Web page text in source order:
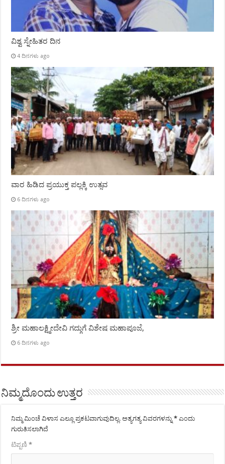
ವಿಶ್ವ ಸ್ನೇಹಿತರ ದಿನ
4 ದಿನಗಳು ago
ವಾರ ಹಿಡಿದ ಪ್ರಯುಕ್ತ ಪಲ್ಲಕ್ಕಿ ಉತ್ಸವ
6 ದಿನಗಳು ago
ಶ್ರೀ ಮಹಾಲಕ್ಷ್ಮೀದೇವಿ ಗದ್ಗುಗೆ ವಿಶೇಷ ಮಹಾಪೂಜೆ,
6 ದಿನಗಳು ago
ನಿಮ್ಮದೊಂದು ಉತ್ತರ
ನಿಮ್ಮ ಮಿಂಚೆ ವಿಳಾಸ ಎಲ್ಲೂ ಪ್ರಕಟವಾಗುವುದಿಲ್ಲ. ಅತ್ಯಗತ್ಯ ವಿವರಗಳನ್ನು* ಎಂದು
ಗುರುತಿಸಲಾಗಿದೆ
ಟಿಪ್ಪಣಿ*